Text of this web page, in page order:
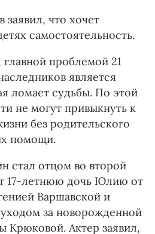
что хочет
самостоятельность.
проблемой 21
является
ломает судьбы. По этой
не могут привыкнуть к
без родительского
помощи.
стал отцом во второй
17-летнюю дочь Юлию от
Варшавской и
за новорожденной
Актер заявил,